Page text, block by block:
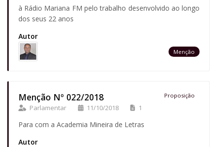
à Rádio Mariana FM pelo trabalho desenvolvido ao longo
dos seus 22 anos
Autor
Menção
Menção Nº 022/2018 Proposição
Parlamentar 11/10/2018 1
Para com a Academia Mineira de Letras
Autor